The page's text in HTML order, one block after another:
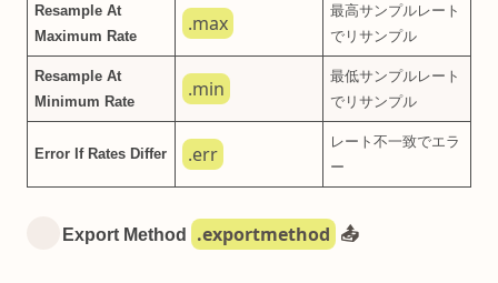
Resample At
Maximum Rate
.max
最高サンプルレート
でリサンプル
Resample At
Minimum Rate
.min
最低サンプルレート
でリサンプル
Error If Rates Differ .err
レート不一致でエラ
ー
Export Method .exportmethod 📤